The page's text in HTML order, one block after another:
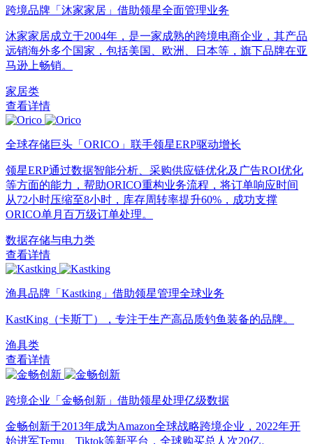
跨境品牌「沐家家居」借助领星全面管理业务
沐家家居成立于2004年，是一家成熟的跨境电商企业，其产品
远销海外多个国家，包括美国、欧洲、日本等，旗下品牌在亚
马逊上畅销。
家居类
查看详情
全球存储巨头「ORICO」联手领星ERP驱动增长
领星ERP通过数据智能分析、采购供应链优化及广告ROI优化
等方面的能力，帮助ORICO重构业务流程，将订单响应时间
从72小时压缩至8小时，库存周转率提升60%，成功支撑
ORICO单月百万级订单处理。
数据存储与电力类
查看详情
渔具品牌「Kastking」借助领星管理全球业务
KastKing（卡斯丁），专注于生产高品质钓鱼装备的品牌。
渔具类
查看详情
跨境企业「金畅创新」借助领星处理亿级数据
金畅创新于2013年成为Amazon全球战略跨境企业，2022年开
始进军Temu、Tiktok等新平台，全球购买总人次20亿。